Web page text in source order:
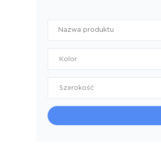
Kolor
Szerokość